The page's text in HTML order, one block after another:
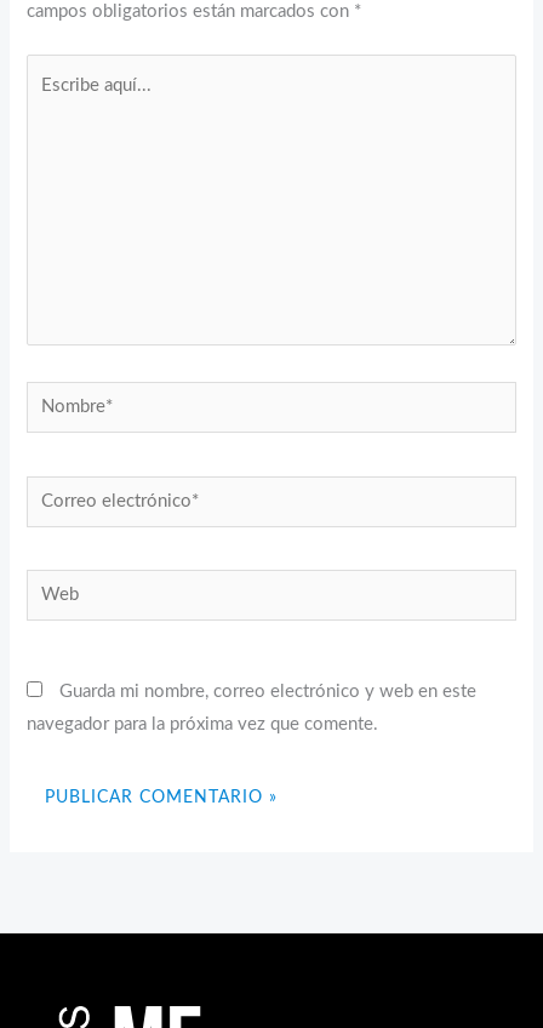
campos obligatorios están marcados con *
Nombre*
Correo
electrónico*
Web
Guarda mi nombre, correo electrónico y web en este
navegador para la próxima vez que comente.